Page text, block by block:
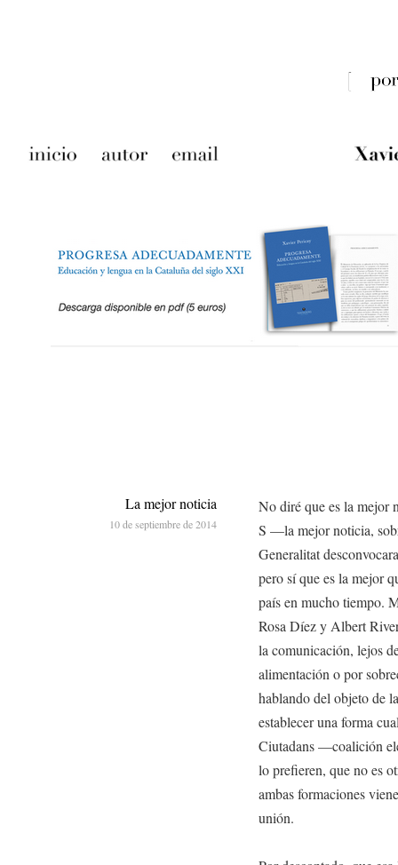
No diré que es la mejor
S —la mejor noticia,
Generalitat
pero sí que es la mejor
país en mucho tiempo.
Rosa Díez y Albert
la comunicación, lejos
alimentación o por
hablando del objeto de
establecer una forma
Ciutadans —coalición
lo prefieren, que no es
ambas formaciones
unión.
La mejor noticia
10 de septiembre de 2014